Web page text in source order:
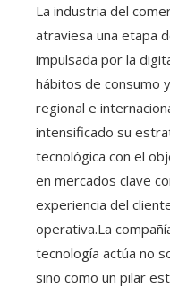
La industria del
atraviesa una etapa
impulsada por la
hábitos de consumo
regional e
intensificado su
tecnológica con el
en mercados clave
experiencia del
operativa.La
tecnología actúa no
sino como un pilar